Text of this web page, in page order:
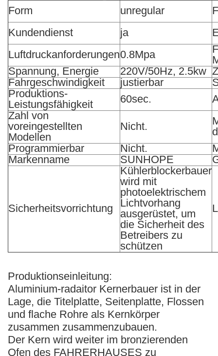
Form
unregular
Kundendienst
ja
Luftdruckanforderungen0.8Mpa
Spannung, Energie
220V/50Hz, 2.5kw
Fahrgeschwindigkeit
justierbar
Produktions-
Leistungsfähigkeit
60sec.
Zahl von
voreingestellten
Modellen
Nicht.
Programmierbar
Nicht.
Markenname
SUNHOPE
Sicherheitsvorrichtung
Kühlerblockerbauer
wird mit
photoelektrischem
Lichtvorhang
ausgerüstet, um
die Sicherheit des
Betreibers zu
schützen
Produktionseinleitung:
Aluminium-radaitor Kernerbauer ist in der
Lage, die Titelplatte, Seitenplatte, Flossen
und flache Rohre als Kernkörper
zusammen zusammenzubauen.
Der Kern wird weiter im bronzierenden
Ofen des FAHRERHAUSES zu